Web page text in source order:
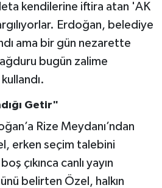
kendilerine iftira atan 'AK
Erdoğan, belediye
ama bir gün nezarette
bugün zalime
Getir"
Rize Meydanı’ndan
erken seçim talebini
çıkınca canlı yayın
belirten Özel, halkın